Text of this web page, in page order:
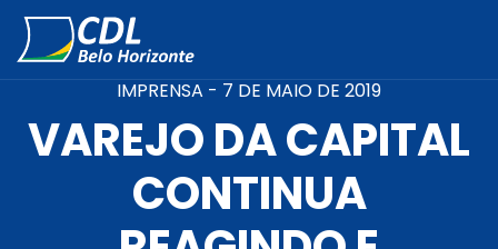
IMPRENSA - 7 DE MAIO DE 2019
VAREJO DA CAPITAL
CONTINUA